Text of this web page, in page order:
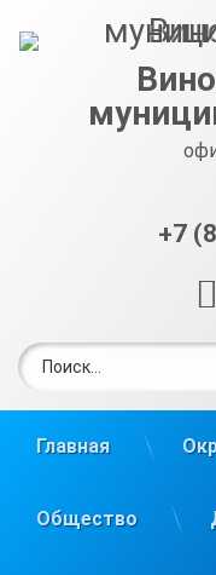
+7
Главная
Общество